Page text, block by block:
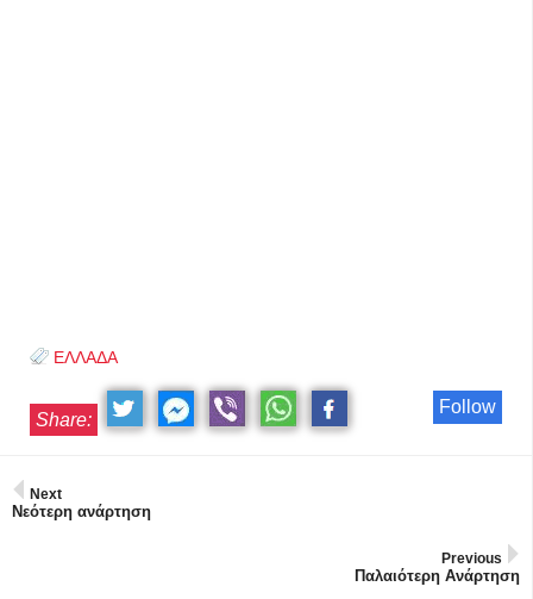
ΕΛΛΑΔΑ
Follow
Share:
Next
Νεότερη ανάρτηση
Previous
Παλαιότερη Ανάρτηση